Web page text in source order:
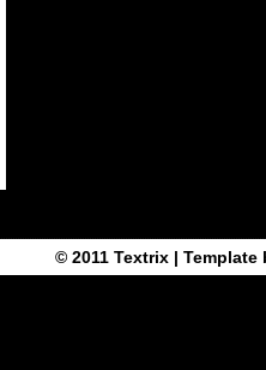
© 2011 Textrix| Template